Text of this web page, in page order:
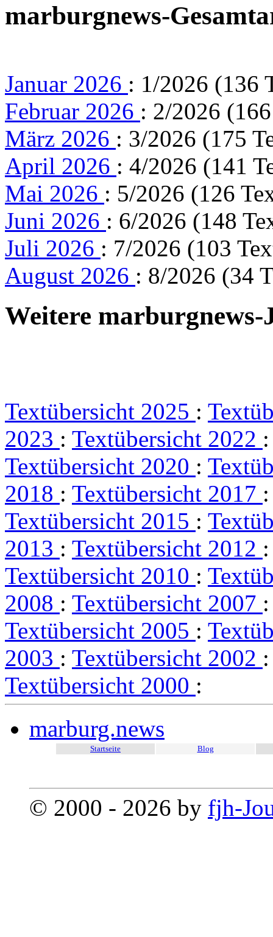
marburgnews-
Januar 2026 : 1/2026 (136
Februar 2026 : 2/2026
März 2026 : 3/2026 (175
April 2026 : 4/2026 (141
Mai 2026 : 5/2026 (126
Juni 2026 : 6/2026 (148
Juli 2026 : 7/2026 (103
August 2026 : 8/2026 (34
Weitere marburgnews-
Textübersicht 2025 :
2023 : Textübersicht 2022
Textübersicht 2020 :
2018 : Textübersicht 2017
Textübersicht 2015 :
2013 : Textübersicht 2012
Textübersicht 2010 :
2008 : Textübersicht 2007
Textübersicht 2005 :
2003 : Textübersicht 2002
Textübersicht 2000 :
marburg.news
Startseite Blog
© 2000 - 2026 by fjh-